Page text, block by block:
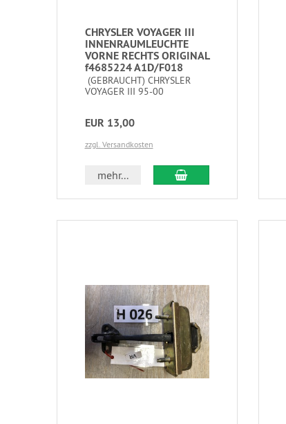
CHRYSLER VOYAGER III
INNENRAUMLEUCHTE
VORNE RECHTS ORIGINAL
f4685224 A1D/F018
(GEBRAUCHT) CHRYSLER
VOYAGER III 95-00
EUR 13,00
zzgl. Versandkosten
mehr...